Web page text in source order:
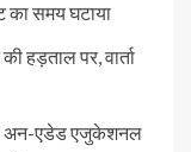
का समय घटाया
हड़ताल पर, वार्ता
अन-एडेड एजुकेशनल